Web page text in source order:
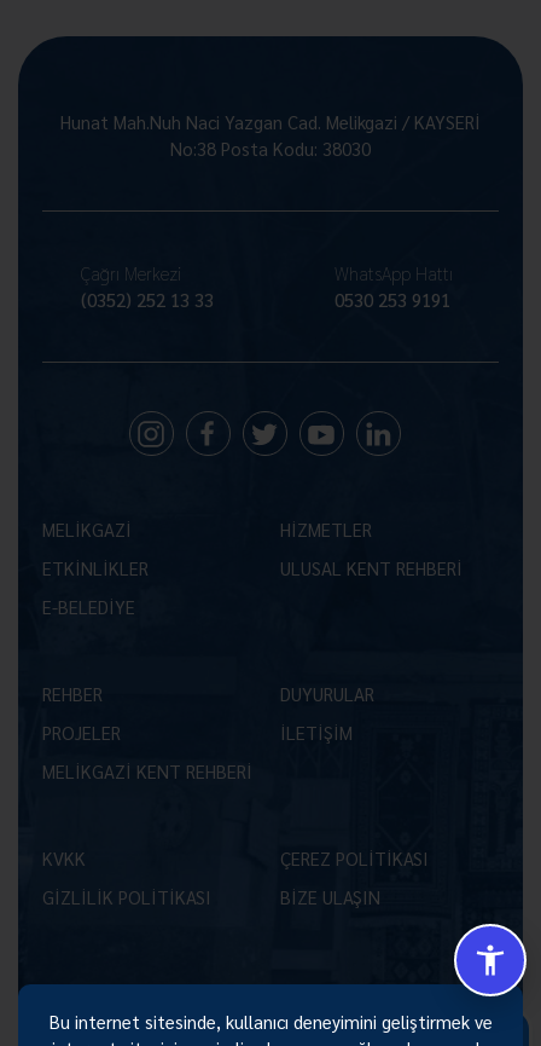
Hunat Mah.Nuh Naci Yazgan Cad. Melikgazi / KAYSERİ
No:38 Posta Kodu: 38030
Çağrı Merkezi
(0352) 252 13 33
WhatsApp Hattı
0530 253 9191
MELİKGAZİ
HİZMETLER
ETKİNLİKLER
ULUSAL KENT REHBERİ
E-BELEDİYE
REHBER
DUYURULAR
PROJELER
İLETİŞİM
MELİKGAZİ KENT REHBERİ
KVKK
ÇEREZ POLİTİKASI
GİZLİLİK POLİTİKASI
BİZE ULAŞIN
Size Nasıl Yardımcı Olabilirim 😊
Bu internet sitesinde, kullanıcı deneyimini geliştirmek ve